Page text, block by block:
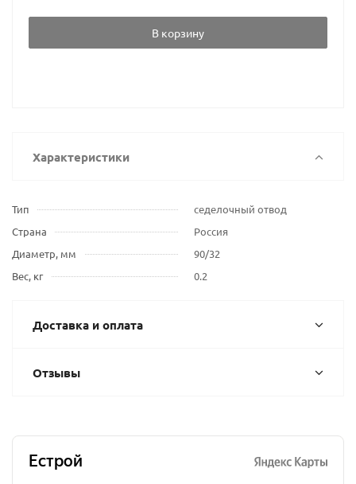
В корзину
Характеристики
Тип
седелочный отвод
Страна
Россия
Диаметр, мм
90/32
Вес, кг
0.2
Доставка и оплата
Отзывы